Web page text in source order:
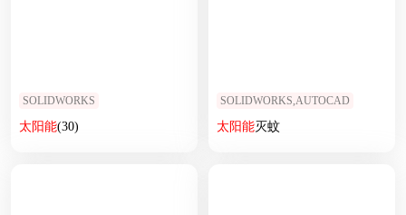
SOLIDWORKS
太阳能(30)
SOLIDWORKS,AUTOCAD
太阳能灭蚊